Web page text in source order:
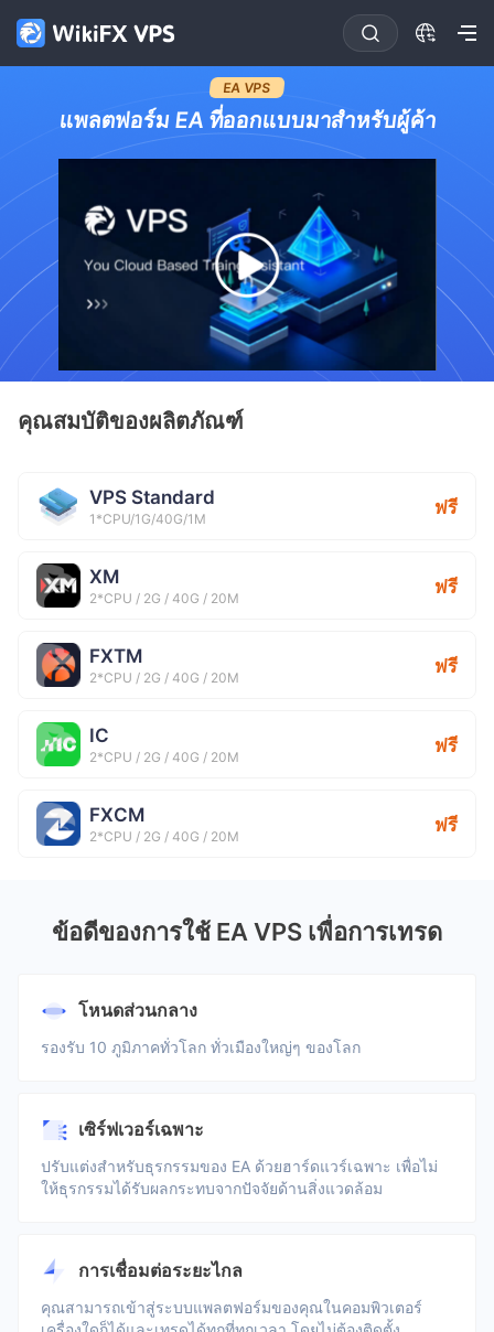
EA VPS
แพลตฟอร์ม EA ที่ออกแบบมาสำหรับผู้ค้า
คุณสมบัติของผลิตภัณฑ์
VPS Standard
1*CPU/1G/40G/1M
ฟรี
XM
2*CPU / 2G / 40G / 20M
ฟรี
FXTM
2*CPU / 2G / 40G / 20M
ฟรี
IC
2*CPU / 2G / 40G / 20M
ฟรี
FXCM
2*CPU / 2G / 40G / 20M
ฟรี
ข้อดีของการใช้ EA VPS เพื่อการเทรด
โหนดส่วนกลาง
รองรับ 10 ภูมิภาคทั่วโลก ทั่วเมืองใหญ่ๆ ของโลก
เซิร์ฟเวอร์เฉพาะ
ปรับแต่งสำหรับธุรกรรมของ EA ด้วยฮาร์ดแวร์เฉพาะ เพื่อไม่
ให้ธุรกรรมได้รับผลกระทบจากปัจจัยด้านสิ่งแวดล้อม
การเชื่อมต่อระยะไกล
คุณสามารถเข้าสู่ระบบแพลตฟอร์มของคุณในคอมพิวเตอร์